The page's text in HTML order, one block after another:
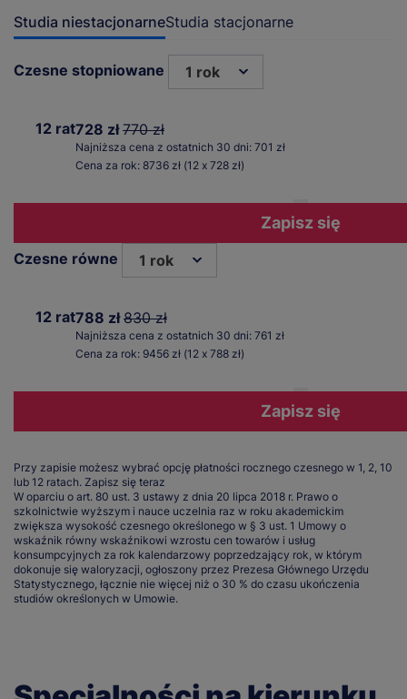
Studia niestacjonarneStudia stacjonarne
Czesne stopniowane 1 rok
12 rat728 zł770 zł
Najniższa cena z ostatnich 30 dni: 701 zł
Cena za rok: 8736 zł (12 x 728 zł)
Zapisz się
Czesne równe 1 rok
12 rat788 zł830 zł
Najniższa cena z ostatnich 30 dni: 761 zł
Cena za rok: 9456 zł (12 x 788 zł)
Zapisz się
Przy zapisie możesz wybrać opcję płatności rocznego czesnego w 1, 2, 10
lub 12 ratach. Zapisz się teraz
W oparciu o art. 80 ust. 3 ustawy z dnia 20 lipca 2018 r. Prawo o
szkolnictwie wyższym i nauce uczelnia raz w roku akademickim
zwiększa wysokość czesnego określonego w § 3 ust. 1 Umowy o
wskaźnik równy wskaźnikowi wzrostu cen towarów i usług
konsumpcyjnych za rok kalendarzowy poprzedzający rok, w którym
dokonuje się waloryzacji, ogłoszony przez Prezesa Głównego Urzędu
Statystycznego, łącznie nie więcej niż o 30 % do czasu ukończenia
studiów określonych w Umowie.